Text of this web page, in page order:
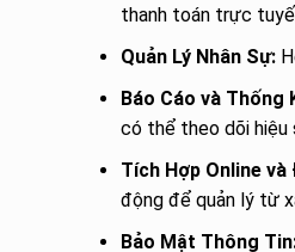
thanh toán trực
Quản Lý Nhân Sự:
Báo Cáo và Thống
có thể theo dõi hiệu
Tích Hợp Online
động để quản lý từ
Bảo Mật Thông